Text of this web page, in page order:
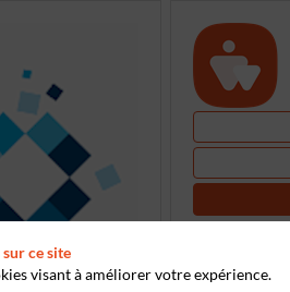
ce site
visant à améliorer votre expérience.